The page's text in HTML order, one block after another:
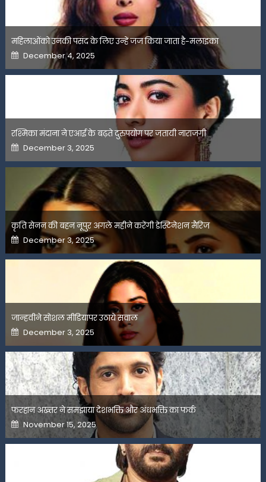
महिलाओंको उनकी पसंद के लिए उन्हें जज किया जाता है-मलाइका
Posted
on
December 4, 2025
रश्मिका मंदाना ने एआई के बढ़ते दुरुपयोग पर जतायी नाराजगी
Posted
on
December 3, 2025
कृति सेनन की बहन नूपुर अगले महीने करेंगी डेस्टिनेशन मैरिज
Posted
on
December 3, 2025
जान्हवीने सोशल मीडियापर उठाये सवाल
Posted
on
December 3, 2025
फरहान अख्तर ने समझाया देशभक्ति और अंधभक्ति का फर्क
Posted
on
November 15, 2025